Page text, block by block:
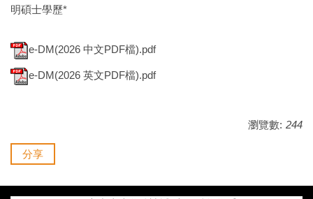
明碩士學歷*
e-DM(2026 中文PDF檔).pdf
e-DM(2026 英文PDF檔).pdf
瀏覽數: 244
分享